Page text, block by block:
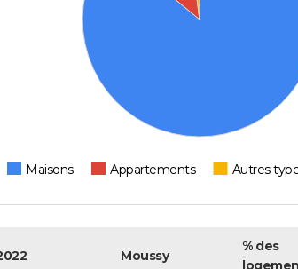
Maisons Appartements Autres
Moussy
% des